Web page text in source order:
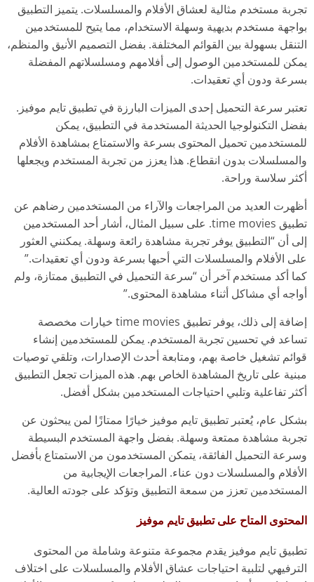
تجربة مستخدم مثالية لعشاق الأفلام والمسلسلات. يتميز التطبيق
بواجهة مستخدم بديهية وسهلة الاستخدام، مما يتيح للمستخدمين
التنقل بسهولة بين القوائم المختلفة. بفضل التصميم الأنيق والمنظم،
يمكن للمستخدمين الوصول إلى أفلامهم ومسلسلاتهم المفضلة
بسرعة ودون أي تعقيدات.
تعتبر سرعة التحميل إحدى الميزات البارزة في تطبيق تايم موفيز.
بفضل التكنولوجيا الحديثة المستخدمة في التطبيق، يمكن
للمستخدمين تحميل المحتوى بسرعة والاستمتاع بمشاهدة الأفلام
والمسلسلات بدون انقطاع. هذا يعزز من تجربة المستخدم ويجعلها
أكثر سلاسة وراحة.
أظهرت العديد من المراجعات والآراء من المستخدمين رضاهم عن
تطبيق time movies. على سبيل المثال، أشار أحد المستخدمين
إلى أن “التطبيق يوفر تجربة مشاهدة رائعة وسهلة. يمكنني العثور
على الأفلام والمسلسلات التي أحبها بسرعة ودون أي تعقيدات.”
كما أكد مستخدم آخر أن “سرعة التحميل في التطبيق ممتازة، ولم
أواجه أي مشاكل أثناء مشاهدة المحتوى.”
إضافة إلى ذلك، يوفر تطبيق time movies خيارات مخصصة
تساعد في تحسين تجربة المستخدم. يمكن للمستخدمين إنشاء
قوائم تشغيل خاصة بهم، ومتابعة أحدث الإصدارات، وتلقي توصيات
مبنية على تاريخ المشاهدة الخاص بهم. هذه الميزات تجعل التطبيق
أكثر تفاعلية وتلبي احتياجات المستخدمين بشكل أفضل.
بشكل عام، يُعتبر تطبيق تايم موفيز خيارًا ممتازًا لمن يبحثون عن
تجربة مشاهدة ممتعة وسهلة. بفضل واجهة المستخدم البسيطة
وسرعة التحميل الفائقة، يتمكن المستخدمون من الاستمتاع بأفضل
الأفلام والمسلسلات دون عناء. المراجعات الإيجابية من
المستخدمين تعزز من سمعة التطبيق وتؤكد على جودته العالية.
المحتوى المتاح على تطبيق تايم موفيز
تطبيق تايم موفيز يقدم مجموعة متنوعة وشاملة من المحتوى
الترفيهي لتلبية احتياجات عشاق الأفلام والمسلسلات على اختلاف